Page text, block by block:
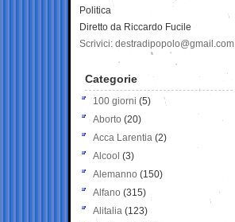
Politica
Diretto da Riccardo Fucile
Scrivici: destradipopolo@gmail.com
Categorie
100 giorni (5)
Aborto (20)
Acca Larentia (2)
Alcool (3)
Alemanno (150)
Alfano (315)
Alitalia (123)